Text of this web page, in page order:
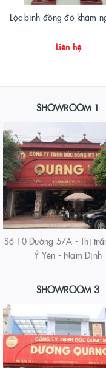
Lộc bình đồng đỏ khảm
Liên hệ
SHOWROOM 1
Số 10 Đường 57A - Thị
Ý Yên - Nam Định
SHOWROOM 3